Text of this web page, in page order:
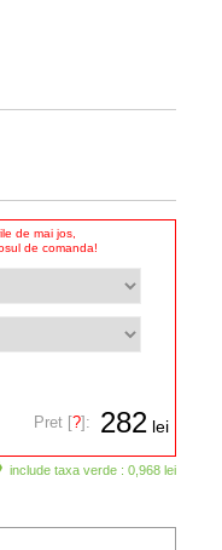
de mai jos,
de comanda!
Pret [?]: 282 lei
include taxa verde : 0,968 lei